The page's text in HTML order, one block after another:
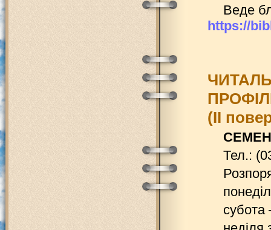
Веде
https://
(ІІ
Тел.:
субота